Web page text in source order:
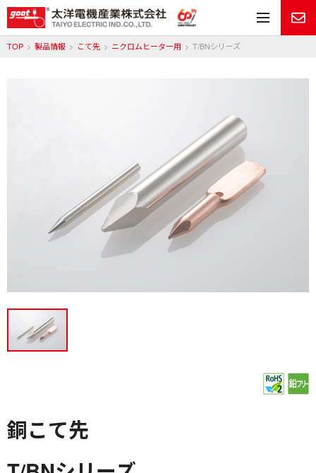
メ
TOP 製品情報 こて先 ニクロムヒーター用 T/BNシリーズ
銅こて先